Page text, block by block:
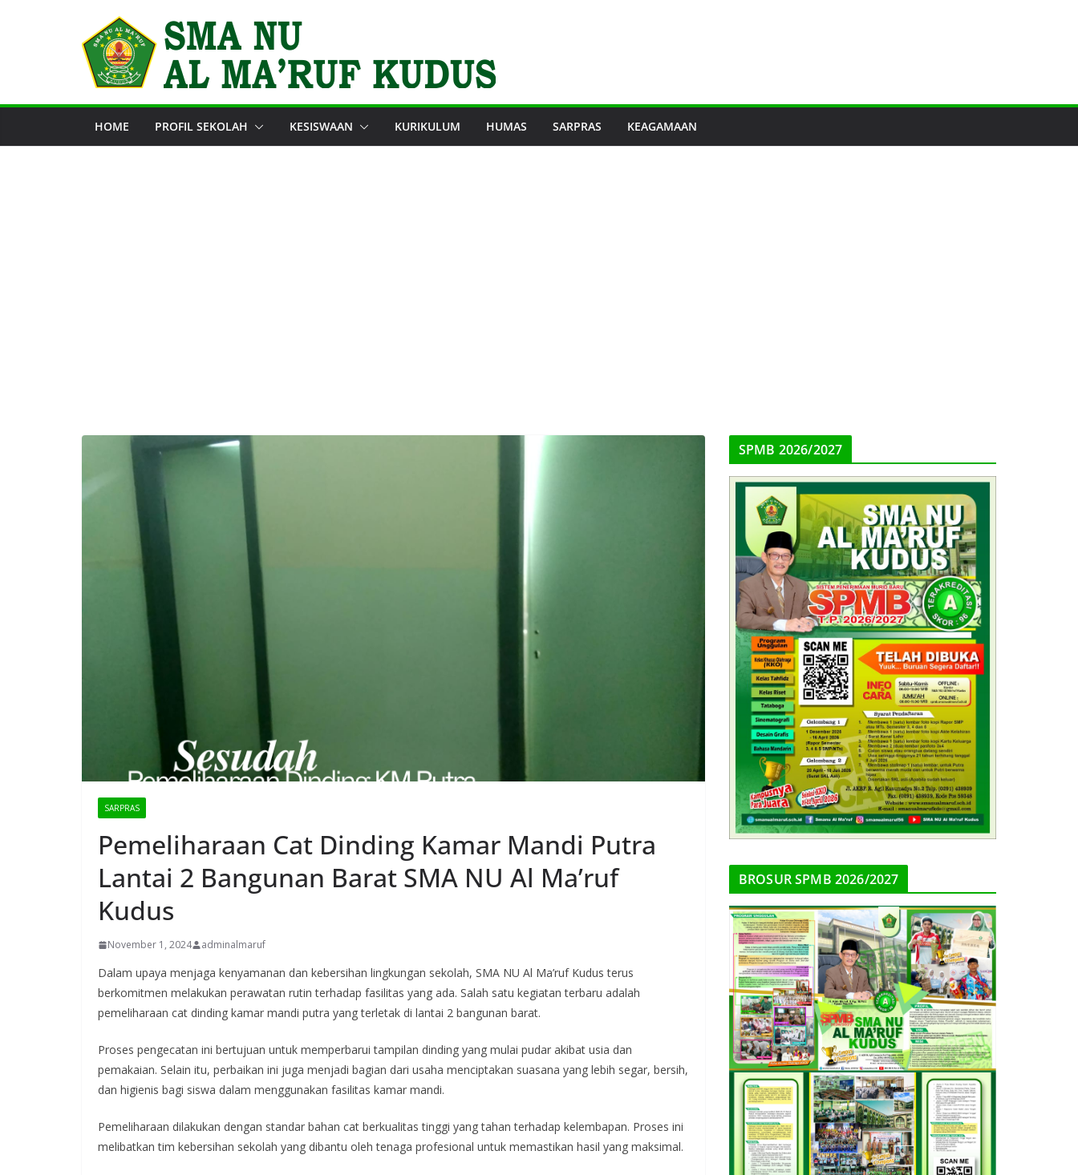
HOME PROFIL SEKOLAH KESISWAAN KURIKULUM HUMAS SARPRAS KEAGAMAAN
SARPRAS
Pemeliharaan Cat Dinding Kamar Mandi Putra
Lantai 2 Bangunan Barat SMA NU Al Ma’ruf
Kudus
November 1, 2024 adminalmaruf
Dalam upaya menjaga kenyamanan dan kebersihan lingkungan sekolah, SMA NU Al Ma’ruf Kudus terus
berkomitmen melakukan perawatan rutin terhadap fasilitas yang ada. Salah satu kegiatan terbaru adalah
pemeliharaan cat dinding kamar mandi putra yang terletak di lantai 2 bangunan barat.
Proses pengecatan ini bertujuan untuk memperbarui tampilan dinding yang mulai pudar akibat usia dan
pemakaian. Selain itu, perbaikan ini juga menjadi bagian dari usaha menciptakan suasana yang lebih segar, bersih,
dan higienis bagi siswa dalam menggunakan fasilitas kamar mandi.
Pemeliharaan dilakukan dengan standar bahan cat berkualitas tinggi yang tahan terhadap kelembapan. Proses ini
melibatkan tim kebersihan sekolah yang dibantu oleh tenaga profesional untuk memastikan hasil yang maksimal.
SPMB 2026/2027
BROSUR SPMB 2026/2027